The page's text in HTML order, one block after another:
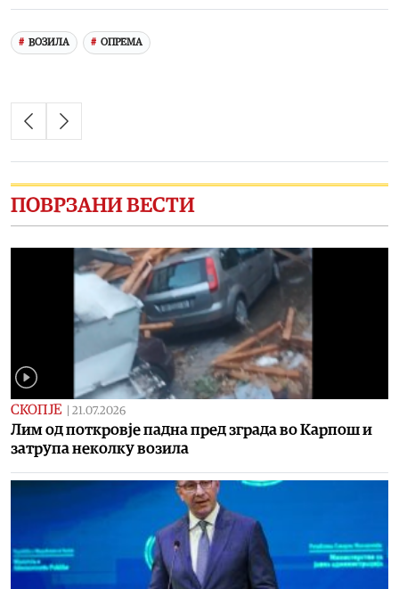
ВОЗИЛА ОПРЕМА
ПОВРЗАНИ ВЕСТИ
СКОПЈЕ | 21.07.2026
Лим од поткровје падна пред зграда во Карпош и
затрупа неколку возила